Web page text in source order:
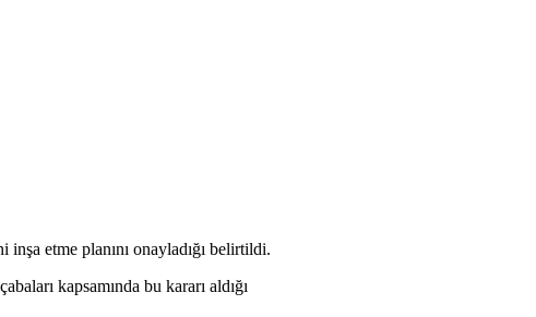
etme planını onayladığı belirtildi.
kapsamında bu kararı aldığı